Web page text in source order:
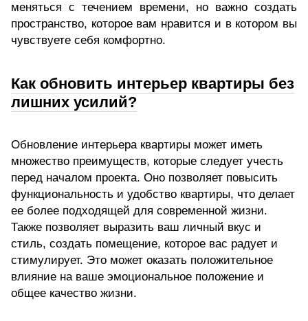
меняться с течением времени, но важно создать
пространство, которое вам нравится и в котором вы
чувствуете себя комфортно.
Как обновить интерьер квартиры без
лишних усилий?
Обновление интерьера квартиры может иметь
множество преимуществ, которые следует учесть
перед началом проекта. Оно позволяет повысить
функциональность и удобство квартиры, что делает
ее более подходящей для современной жизни.
Также позволяет выразить ваш личный вкус и
стиль, создать помещение, которое вас радует и
стимулирует. Это может оказать положительное
влияние на ваше эмоциональное положение и
общее качество жизни.